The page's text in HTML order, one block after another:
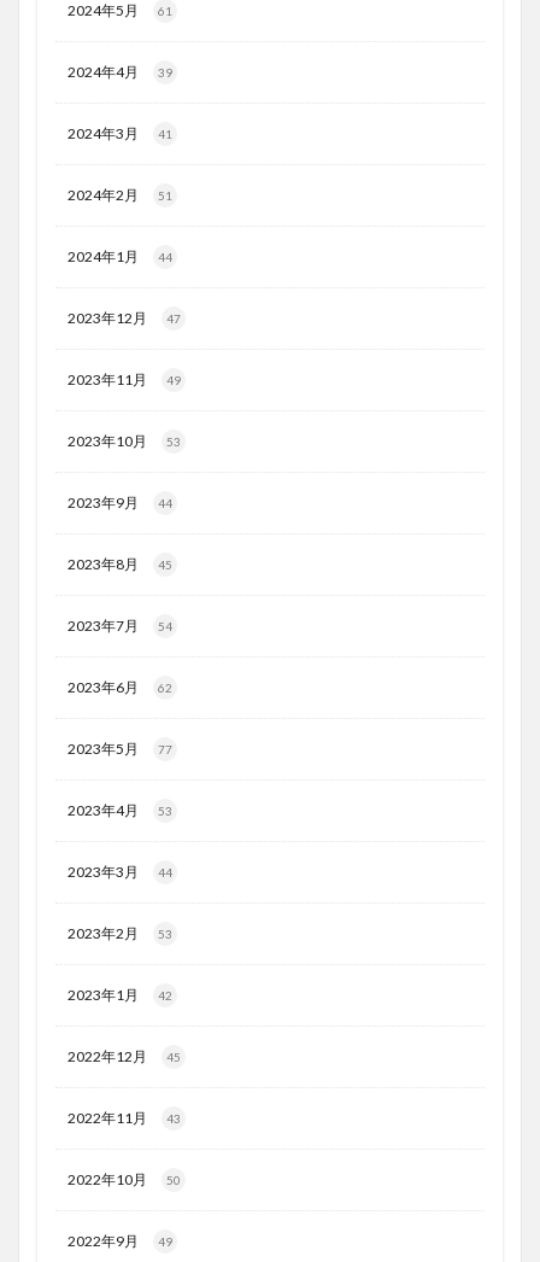
2024年5月 61
2024年4月 39
2024年3月 41
2024年2月 51
2024年1月 44
2023年12月 47
2023年11月 49
2023年10月 53
2023年9月 44
2023年8月 45
2023年7月 54
2023年6月 62
2023年5月 77
2023年4月 53
2023年3月 44
2023年2月 53
2023年1月 42
2022年12月 45
2022年11月 43
2022年10月 50
2022年9月 49